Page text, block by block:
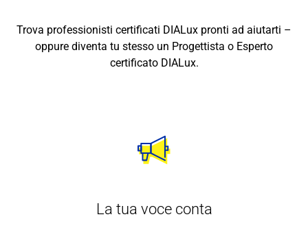
Trova professionisti certificati DIALux pronti ad aiutarti –
oppure diventa tu stesso un Progettista o Esperto
certificato DIALux.
La tua voce conta